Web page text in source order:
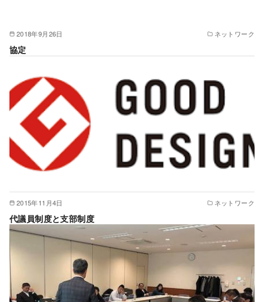
2018年9月26日 ネットワーク
協定
2015年11月4日 ネットワーク
代議員制度と支部制度